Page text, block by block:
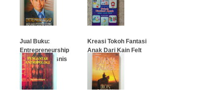
…
Jual Buku:
Entrepreneurship
Menjadi Pebisnis
Ulung
…
Kreasi Tokoh Fantasi
Anak Dari Kain Felt
…